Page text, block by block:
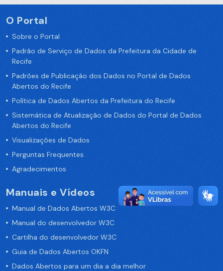
O Portal
Sobre o Portal
Padrão de Serviço de Dados da Prefeitura da Cidade de
Recife
Padrões de Publicação dos Dados no Portal de Dados
Abertos do Recife
Política de Dados Abertos da Prefeitura do Recife
Sistemática de Atualização de Dados do Portal de Dados
Abertos do Recife
Visualizações de Dados
Perguntas Frequentes
Agradecimentos
Manuais e Vídeos
Manual de Dados Abertos W3C
Manual do desenvolvedor W3C
Cartilha do desenvolvedor W3C
Guia de Dados Abertos OKFN
Dados Abertos para um dia a dia melhor